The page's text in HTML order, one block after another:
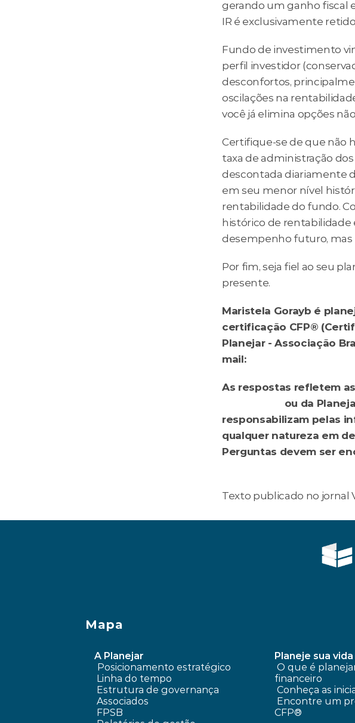
gerando um ganho fiscal
IR é exclusivamente
Fundo de investimento
perfil investidor
desconfortos,
oscilações na
você já elimina opções
Certifique-se de que não
taxa de administração
descontada diariamente
em seu menor nível
rentabilidade do fundo.
histórico de rentabilidade
desempenho futuro, mas
Por fim, seja fiel ao seu
presente.
Maristela Gorayb é
certificação CFP®
Planejar - Associação
mail:
As respostas refletem
ou da
responsabilizam pelas
qualquer natureza em
Texto publicado no jornal
A Planejar
Posicionamento estratégico
Linha do tempo
Estrutura de governança
Associados
FPSB
Planeje sua
O que é planejamento
financeiro
Conheça as
CFP®
Mapa